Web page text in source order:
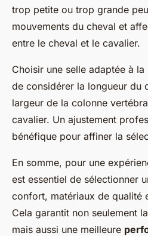
trop petite ou trop grande
mouvements du cheval et
entre le cheval et le cavalier.
Choisir une selle adaptée à la
de considérer la longueur du
largeur de la colonne
cavalier. Un ajustement
bénéfique pour affiner la
En somme, pour une
est essentiel de sélectionner
confort, matériaux de qualité
Cela garantit non seulement la
mais aussi une meilleure